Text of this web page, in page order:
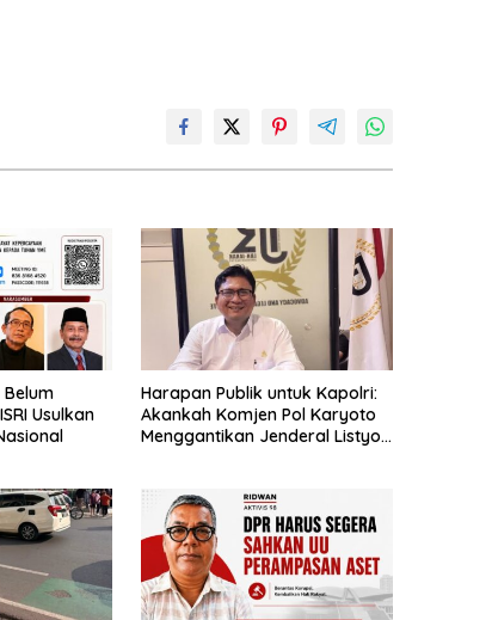
Usulkan
Harapan Publik untuk Kapolri:
Akankah Komjen Pol Karyoto
Menggantikan Jenderal Listyo